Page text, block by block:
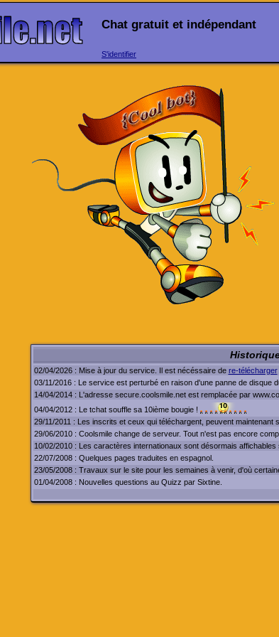
Chat gratuit et indépendant
S'identifier
02/04/2026 : Mise à jour du service. Il est nécéssaire de re-télécharger
03/11/2016 : Le service est perturbé en raison d'une panne de disque
14/04/2014 : L'adresse secure.coolsmile.net est remplacée par
04/04/2012 : Le tchat souffle sa 10ième bougie !
29/11/2011 : Les inscrits et ceux qui téléchargent, peuvent maintenant
29/06/2010 : Coolsmile change de serveur. Tout n'est pas encore
10/02/2010 : Les caractères internationaux sont désormais
22/07/2008 : Quelques pages traduites en espagnol.
23/05/2008 : Travaux sur le site pour les semaines à venir, d'où
01/04/2008 : Nouvelles questions au Quizz par Sixtine.